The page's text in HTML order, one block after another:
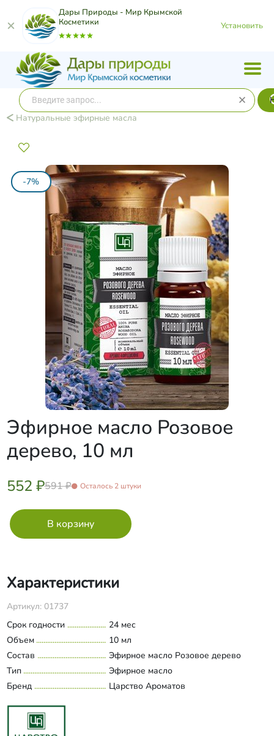
Дары Природы - Мир Крымской
Косметики
Установить
Натуральные эфирные масла
-7%
Эфирное масло Розовое
дерево, 10 мл
552 ₽591 ₽ Осталось 2 штуки
Характеристики
Артикул: 01737
Срок годности
24 мес
Объем
10 мл
Состав
Эфирное масло Розовое дерево
Тип
Эфирное масло
Бренд
Царство Ароматов